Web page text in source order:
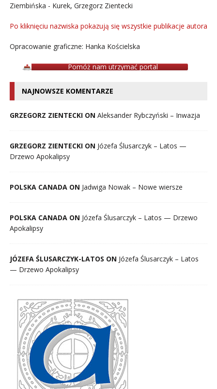
Ziembińska - Kurek, Grzegorz Zientecki
Po kliknięciu nazwiska pokazują się wszystkie publikacje autora
Opracowanie graficzne: Hanka Kościelska
Pomóż nam utrzymać portal
NAJNOWSZE KOMENTARZE
GRZEGORZ ZIENTECKI ON Aleksander Rybczyński – Inwazja
GRZEGORZ ZIENTECKI ON Józefa Ślusarczyk – Latos —
Drzewo Apokalipsy
POLSKA CANADA ON Jadwiga Nowak – Nowe wiersze
POLSKA CANADA ON Józefa Ślusarczyk – Latos — Drzewo
Apokalipsy
JÓZEFA ŚLUSARCZYK-LATOS ON Józefa Ślusarczyk – Latos
— Drzewo Apokalipsy